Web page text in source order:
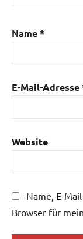
Name*
E-Mail-Adresse
Website
Name, E-
Browser für